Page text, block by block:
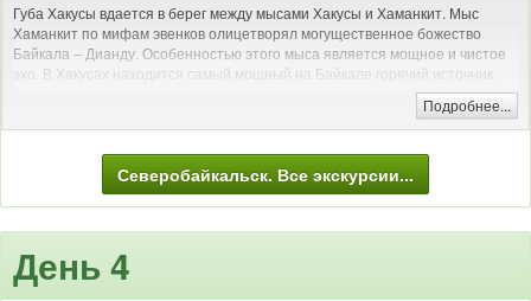
Губа Хакусы вдается в берег между мысами Хакусы и Хаманкит. Мыс
Хаманкит по мифам эвенков олицетворял могущественное божество
Байкала – Дианду. Особенностью этого мыса является мощное и чистое
эхо. В Хакусах находится самый мощный на Байкале горячий источник.
Здесь на поверхность выходят два горячих источника, по составу воды
они очень близки к известным минеральным источникам Пятигорска.
Подробнее...
Северобайкальск. Все экскурсии...
День 4